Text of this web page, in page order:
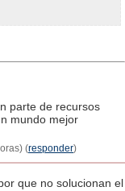
parte de recursos
mundo mejor
(responder)
que no solucionan el